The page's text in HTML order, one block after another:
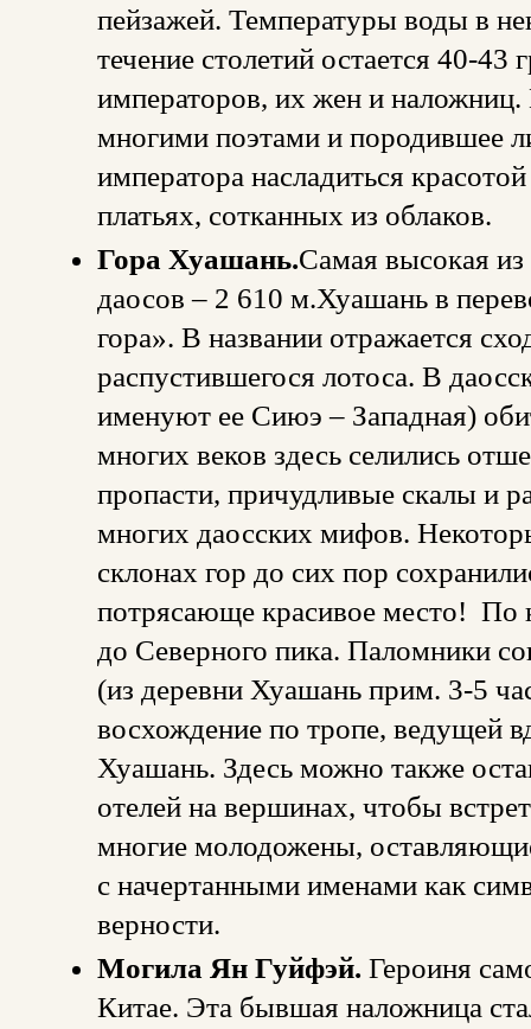
пейзажей. Температуры воды в
течение столетий остается 40-
императоров, их жен и наложниц.
многими поэтами и породившее
императора насладиться
платьях, сотканных из облаков.
Гора Хуашань.Самая высокая
даосов – 2 610 м.Хуашань в
гора». В названии отражается
распустившегося лотоса. В
именуют ее Сиюэ – Западная)
многих веков здесь селились
пропасти, причудливые скалы и
многих даосских мифов.
склонах гор до сих пор
потрясающе красивое место! По
до Северного пика. Паломники
(из деревни Хуашань прим. 3-5
восхождение по тропе, ведущей
Хуашань. Здесь можно также
отелей на вершинах, чтобы
многие молодожены,
с начертанными именами как
верности.
Могила Ян Гуйфэй. Героиня
Китае. Эта бывшая наложница